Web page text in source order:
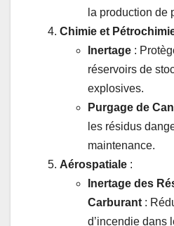
la production de
Chimie et
Inertage :
réservoirs de
explosives.
Purgage de
les résidus
maintenance.
Aérospatiale :
Inertage des
Carburant :
d’incendie dans